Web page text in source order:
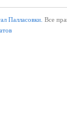
Палласовки. Все